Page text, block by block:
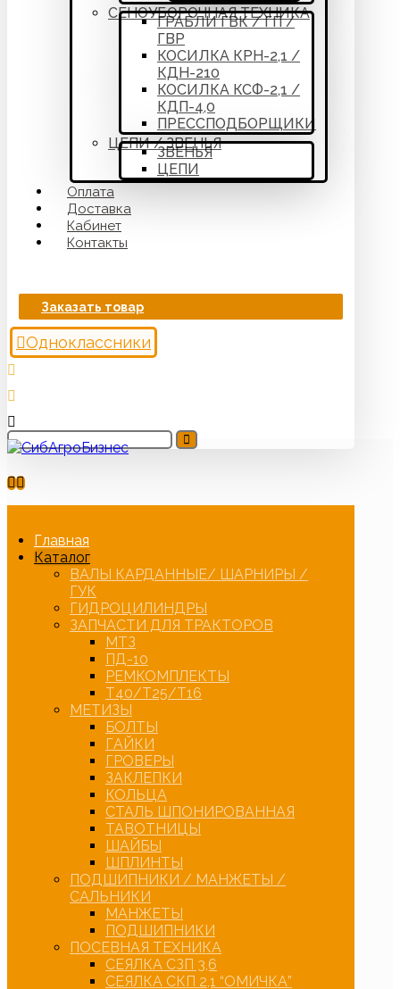
СЕНОУБОРОЧНАЯ ТЕХНИКА
ГРАБЛИ ГВК / ГП /
ГВР
КОСИЛКА КРН-2,1 /
КДН-210
КОСИЛКА КСФ-2,1 /
КДП-4,0
ПРЕССПОДБОРЩИКИ
ЦЕПИ / ЗВЕНЬЯ
ЗВЕНЬЯ
ЦЕПИ
Оплата
Доставка
Кабинет
Контакты
Заказать товар
Одноклассники
Главная
Каталог
ВАЛЫ КАРДАННЫЕ/ ШАРНИРЫ /
ГУК
ГИДРОЦИЛИНДРЫ
ЗАПЧАСТИ ДЛЯ ТРАКТОРОВ
МТЗ
ПД-10
РЕМКОМПЛЕКТЫ
Т40/Т25/Т16
МЕТИЗЫ
БОЛТЫ
ГАЙКИ
ГРОВЕРЫ
ЗАКЛЕПКИ
КОЛЬЦА
СТАЛЬ ШПОНИРОВАННАЯ
ТАВОТНИЦЫ
ШАЙБЫ
ШПЛИНТЫ
ПОДШИПНИКИ / МАНЖЕТЫ /
САЛЬНИКИ
МАНЖЕТЫ
ПОДШИПНИКИ
ПОСЕВНАЯ ТЕХНИКА
СЕЯЛКА СЗП 3,6
СЕЯЛКА СКП 2,1 “ОМИЧКА”